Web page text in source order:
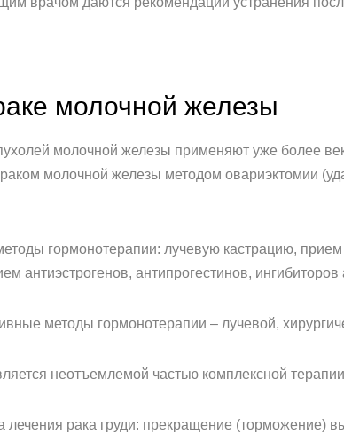
молочной железы
молочной железы применяют уже более
молочной железы методом овариэктомии
гормонотерапии: лучевую кастрацию,
антиэстрогенов, антипрогестинов,
методы гормонотерапии – лучевой,
неотъемлемой частью комплексной
рака груди: прекращение (торможение)